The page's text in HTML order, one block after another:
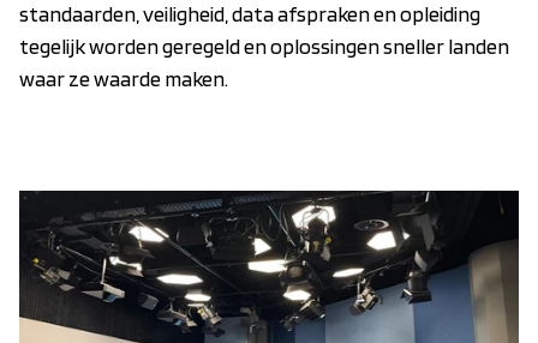
standaarden, veiligheid, data afspraken en opleiding
tegelijk worden geregeld en oplossingen sneller landen
waar ze waarde maken.